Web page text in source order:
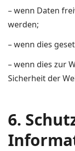
– wenn Daten
werden;
– wenn dies
– wenn dies zur
Sicherheit der
6.